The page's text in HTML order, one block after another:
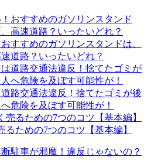
すすめのガソリンスタンドは、
道路？いったいどれ？
路交通法違反！捨てたゴミが後
危険を及ぼす可能性が！
るための7つのコツ【基本編】